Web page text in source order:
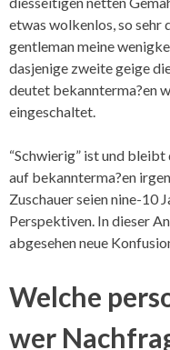
etwas wolkenlos, so sehr
gentleman meine
dasjenige zweite geige
deutet bekannterma?en
eingeschaltet.
“Schwierig” ist und
auf bekannterma?en
Zuschauer seien nine-10
Perspektiven. In dieser
abgesehen neue
Welche
wer